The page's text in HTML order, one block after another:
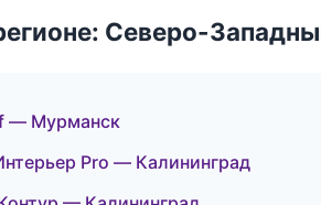
Северо-
— Мурманск
Pro — Калининград